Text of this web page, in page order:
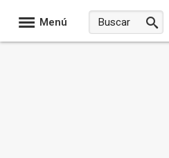
Menú